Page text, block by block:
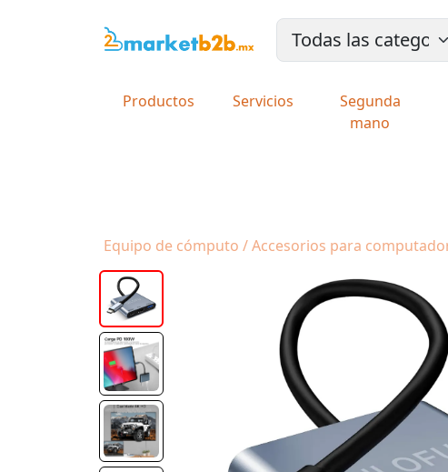
Productos Servicios
Segunda
mano
Equipo de cómputo / Accesorios para